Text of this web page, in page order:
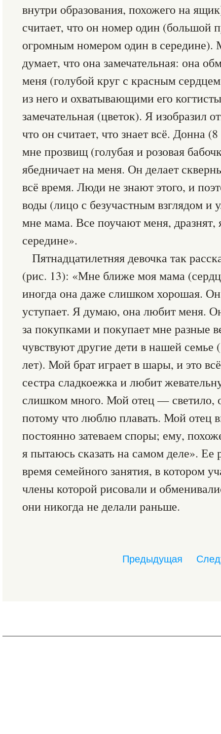
внутри образования, похожего на
считает, что он номер один (большой
огромным номером один в середине).
думает, что она замечательная: она
меня (голубой круг с красным
из него и охватывающими его
замечательная (цветок). Я изобразил
что он считает, что знает всё. Донна
мне прозвищ (голубая и розовая
ябедничает на меня. Он делает
всё время. Люди не знают этого, и
воды (лицо с безучастным взглядом и
мне мама. Все поучают меня, дразнят,
середине».
Пятнадцатилетняя девочка так
(рис. 13): «Мне ближе моя мама
иногда она даже слишком хорошая.
уступает. Я думаю, она любит меня.
за покупками и покупает мне разные
чувствуют другие дети в нашей семье
лет). Мой брат играет в шары, и это
сестра сладкоежка и любит
слишком много. Мой отец —
потому что люблю плавать. Мой отец
постоянно затеваем споры; ему,
я пытаюсь сказать на самом деле». Ее
время семейного занятия, в котором
члены которой рисовали и
они никогда не делали раньше.
Предыдущая